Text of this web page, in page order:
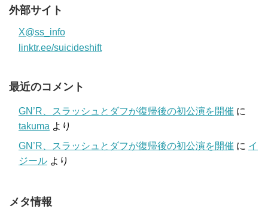
外部サイト
X@ss_info
linktr.ee/suicideshift
最近のコメント
GN’R、スラッシュとダフが復帰後の初公演を開催 に
takuma より
GN’R、スラッシュとダフが復帰後の初公演を開催 に イ
ジール より
メタ情報